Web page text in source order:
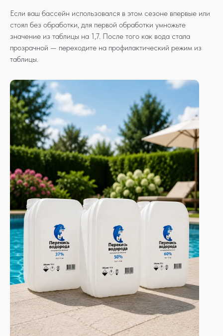
Если ваш бассейн использовался в этом сезоне впервые или
стоял без обработки, для первой обработки умножьте
значение из таблицы на 1,7. После того как вода стала
прозрачной — переходите на профилактический режим из
таблицы.